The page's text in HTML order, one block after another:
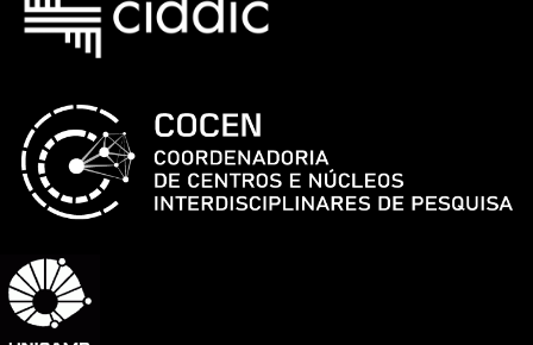
Prado